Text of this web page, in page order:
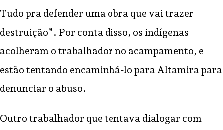
Tudo pra defender uma obra que vai trazer
destruição”. Por conta disso, os indígenas
acolheram o trabalhador no acampamento, e
estão tentando encaminhá-lo para Altamira para
denunciar o abuso.
Outro trabalhador que tentava dialogar com